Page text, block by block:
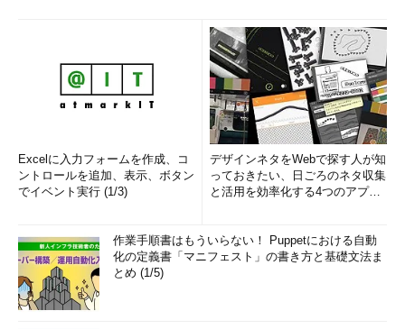
Excelに入力フォームを作成、コ
ントロールを追加、表示、ボタン
でイベント実行 (1/3)
デザインネタをWebで探す人が知
っておきたい、日ごろのネタ収集
と活用を効率化する4つのアプリ
作業手順書はもういらない！ Puppetにおける自動
化の定義書「マニフェスト」の書き方と基礎文法ま
とめ (1/5)